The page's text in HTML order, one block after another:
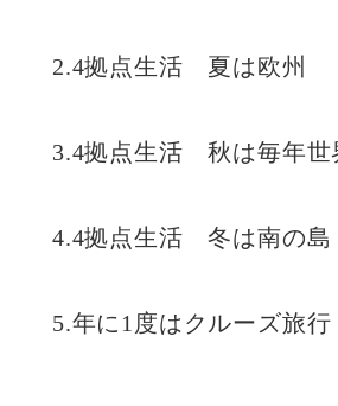
2.4拠点生活 夏は欧州
3.4拠点生活 秋は毎年世
4.4拠点生活 冬は南の島
5.年に1度はクルーズ旅行